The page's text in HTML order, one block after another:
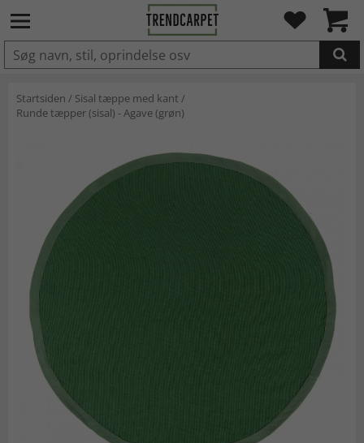
LAGT I INDKØBSKURVEN.
Startsiden / Sisal tæppe med kant /
Runde tæpper (sisal) - Agave (grøn)